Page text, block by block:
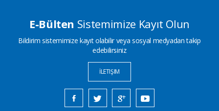
E-Bülten Sistemimize Kayıt Olun
Bildirim sistemimize kayıt olabilir veya sosyal medyadan takip
edebilirsiniz
İLETIŞIM